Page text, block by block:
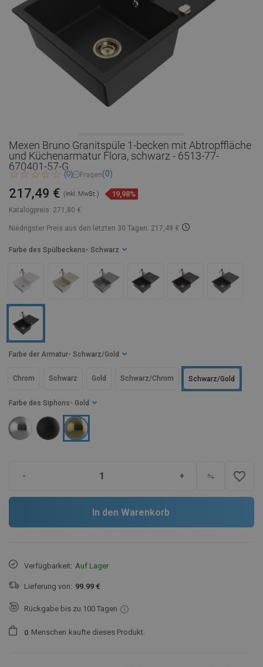
Mexen Bruno Granitspüle 1-becken mit Abtropffläche
und Küchenarmatur Flora, schwarz - 6513-77-
670401-57-G
(0) Fragen(0)
Katalogpreis: 271,80 €
217,49 € (inkl. MwSt.) 19,98%
Niedrigster Preis aus den letzten 30 Tagen: 217,49 €
Farbe des Siphons - Gold
Farbe des Spülbeckens - Schwarz
Farbe der Armatur - Schwarz/Gold
Gold
Chrom Schwarz Schwarz/Gold
Schwarz/Chrom
- + favorite_border
In den Warenkorb
Verfügbarkeit: Auf Lager
Lieferung von: 99.99 €
Rückgabe bis zu 100 Tagen
0 Menschen kaufte dieses Produkt.